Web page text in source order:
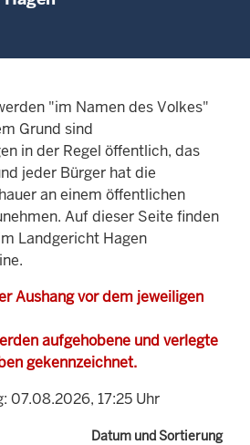
"im Namen des Volkes"
Grund sind
in der Regel öffentlich, das
jeder Bürger hat die
an einem öffentlichen
Auf dieser Seite finden
Landgericht Hagen
Aushang vor dem jeweiligen
aufgehobene und verlegte
gekennzeichnet.
07.08.2026, 17:25 Uhr
Datum und Sortierung